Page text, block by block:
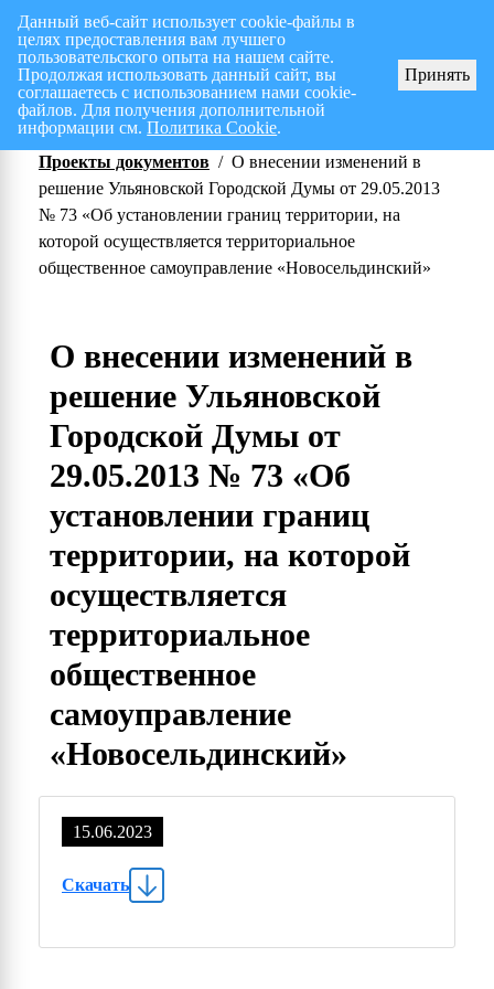
Перспективный план работ на I полугодие 2026 г.
Проекты документов / О внесении изменений в
решение Ульяновской Городской Думы от 29.05.2013
№ 73 «Об установлении границ территории, на
которой осуществляется территориальное
общественное самоуправление «Новосельдинский»
О внесении изменений в
решение Ульяновской
Городской Думы от
29.05.2013 № 73 «Об
установлении границ
территории, на которой
осуществляется
территориальное
общественное
самоуправление
«Новосельдинский»
15.06.2023
Скачать
Данный веб-сайт использует cookie-файлы в
целях предоставления вам лучшего
пользовательского опыта на нашем сайте.
Продолжая использовать данный сайт, вы
соглашаетесь с использованием нами cookie-
файлов. Для получения дополнительной
информации см.Политика Cookie.
Принять